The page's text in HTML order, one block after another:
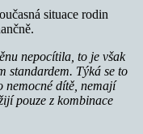
situace rodin
nepocítila, to je však
standardem. Týká se to
nemocné dítě, nemají
pouze z kombinace